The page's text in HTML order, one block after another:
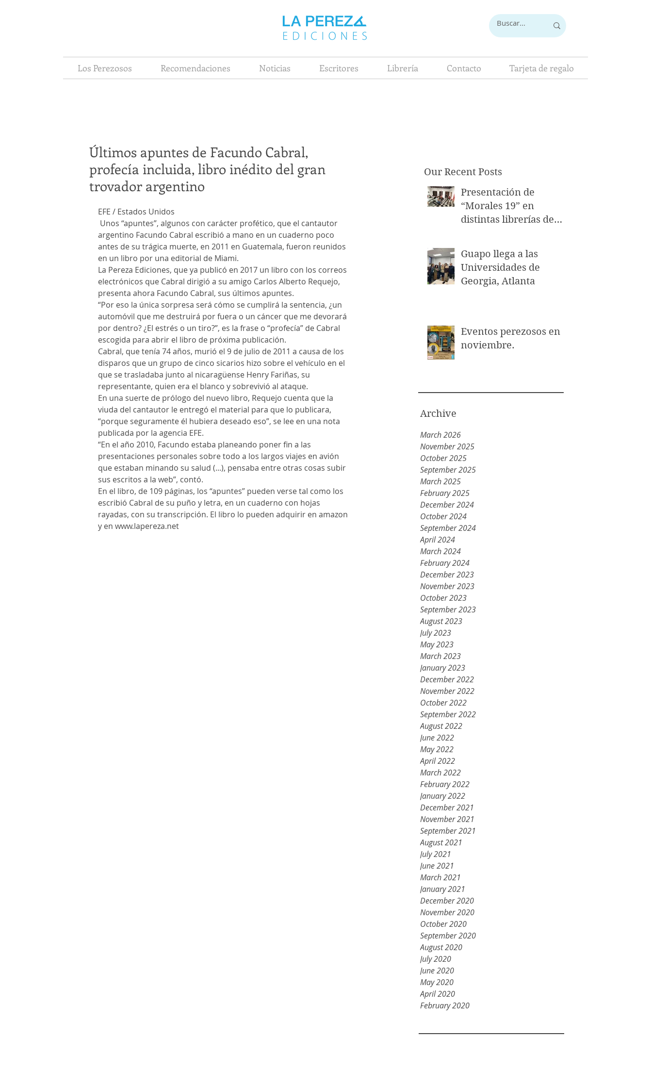
Los Perezosos Recomendaciones Noticias Escritores Librería Contacto Tarjeta de regalo
Our Recent Posts
Presentación de
“Morales 19” en
distintas librerías de
Guapo llega a las
Universidades de
Georgia, Atlanta
Eventos perezosos en
noviembre.
Archive
March 2026
November 2025
October 2025
September 2025
March 2025
February 2025
December 2024
October 2024
September 2024
April 2024
March 2024
February 2024
December 2023
November 2023
October 2023
September 2023
August 2023
July 2023
May 2023
March 2023
January 2023
December 2022
November 2022
October 2022
September 2022
August 2022
June 2022
May 2022
April 2022
March 2022
February 2022
January 2022
December 2021
November 2021
September 2021
August 2021
July 2021
June 2021
March 2021
January 2021
December 2020
November 2020
October 2020
September 2020
August 2020
July 2020
June 2020
May 2020
April 2020
February 2020
Últimos apuntes de Facundo Cabral,
profecía incluida, libro inédito del gran
trovador argentino
EFE / Estados Unidos
argentino Facundo Cabral escribió a mano en un cuaderno poco
antes de su trágica muerte, en 2011 en Guatemala, fueron reunidos
en un libro por una editorial de Miami.
La Pereza Ediciones, que ya publicó en 2017 un libro con los correos
electrónicos que Cabral dirigió a su amigo Carlos Alberto Requejo,
presenta ahora Facundo Cabral, sus últimos apuntes.
“Por eso la única sorpresa será cómo se cumplirá la sentencia, ¿un
automóvil que me destruirá por fuera o un cáncer que me devorará
por dentro? ¿El estrés o un tiro?”, es la frase o “profecía” de Cabral
escogida para abrir el libro de próxima publicación.
Cabral, que tenía 74 años, murió el 9 de julio de 2011 a causa de los
disparos que un grupo de cinco sicarios hizo sobre el vehículo en el
que se trasladaba junto al nicaragüense Henry Fariñas, su
representante, quien era el blanco y sobrevivió al ataque.
En una suerte de prólogo del nuevo libro, Requejo cuenta que la
viuda del cantautor le entregó el material para que lo publicara,
“porque seguramente él hubiera deseado eso”, se lee en una nota
publicada por la agencia EFE.
“En el año 2010, Facundo estaba planeando poner fin a las
presentaciones personales sobre todo a los largos viajes en avión
que estaban minando su salud (...), pensaba entre otras cosas subir
sus escritos a la web”, contó.
En el libro, de 109 páginas, los “apuntes” pueden verse tal como los
escribió Cabral de su puño y letra, en un cuaderno con hojas
rayadas, con su transcripción. El libro lo pueden adquirir en amazon
y en www.lapereza.net